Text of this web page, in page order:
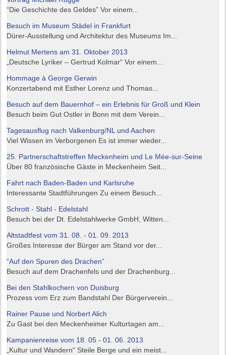
“Die Geschichte des Geldes” Vor einem...
Besuch im Museum Städel in Frankfurt
Dürer-Ausstellung und Architektur des Museums Im...
Helmut Mertens am 31. Oktober 2013
„Deutsche Lyriker – Gertrud Kolmar“ Vor einem...
Hommage à George Gerwin
Konzertabend mit Esther Lorenz und Thomas...
Besuch auf dem Bauernhof – ein Erlebnis für Groß und Klein
Besuch beim Gut Ostler in Bonn mit dem Verein...
Tagesausflug nach Valkenburg/NL und Aachen
Viel Wissen im Verborgenen Es ist immer wieder...
25. Partnerschaftstreffen Meckenheim und Le Mée-sur-Seine
Über 80 französische Gäste in Meckenheim Seit...
Fahrt nach Baden-Baden und Karlsruhe
Interessante Stadtführungen Zu einem Besuch...
Schrott - Stahl - Edelstahl
Besuch bei der Dt. Edelstahlwerke GmbH, Witten...
Altstadtfest vom 31. 08. - 01. 09. 2013
Großes Interesse der Bürger am Stand vor der...
“Auf den Spuren des Drachen”
Besuch auf dem Drachenfels und der Drachenburg...
Bei den Stahlkochern von Duisburg
Prozess vom Erz zum Bandstahl Der Bürgerverein...
Rainer Pause und Norbert Alich
Zu Gast bei den Meckenheimer Kulturtagen am...
Kampanienreise vom 18. 05 - 01. 06. 2013
„Kultur und Wandern“ Steile Berge und ein meist...